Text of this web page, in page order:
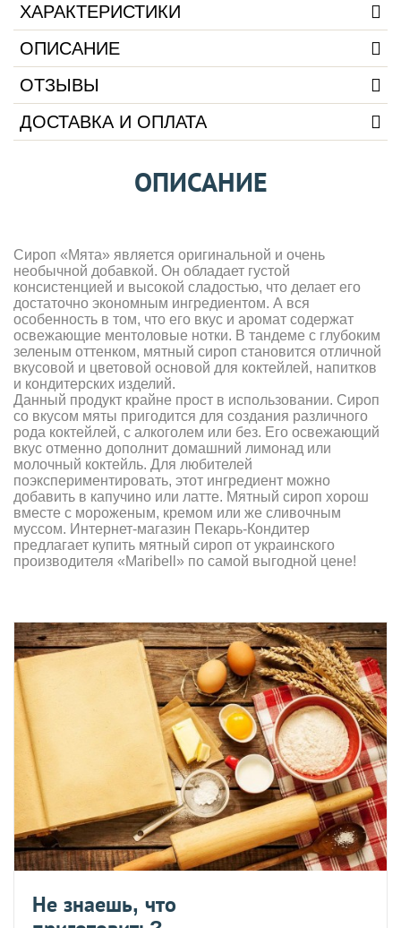
ХАРАКТЕРИСТИКИ
ОПИСАНИЕ
ОТЗЫВЫ
ДОСТАВКА И ОПЛАТА
ОПИСАНИЕ
Сироп «Мята» является оригинальной и очень
необычной добавкой. Он обладает густой
консистенцией и высокой сладостью, что делает его
достаточно экономным ингредиентом. А вся
особенность в том, что его вкус и аромат содержат
освежающие ментоловые нотки. В тандеме с глубоким
зеленым оттенком, мятный сироп становится отличной
вкусовой и цветовой основой для коктейлей, напитков
и кондитерских изделий.
Данный продукт крайне прост в использовании. Сироп
со вкусом мяты пригодится для создания различного
рода коктейлей, с алкоголем или без. Его освежающий
вкус отменно дополнит домашний лимонад или
молочный коктейль. Для любителей
поэкспериментировать, этот ингредиент можно
добавить в капучино или латте. Мятный сироп хорош
вместе с мороженым, кремом или же сливочным
муссом. Интернет-магазин Пекарь-Кондитер
предлагает купить мятный сироп от украинского
производителя «Maribell» по самой выгодной цене!
Не знаешь, что